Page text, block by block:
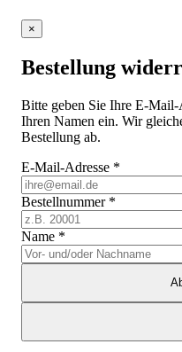
×
Bestellung
Bitte geben Sie Ihre E-Mail-
Ihren Namen ein. Wir
Bestellung ab.
E-Mail-Adresse *
Bestellnummer *
Name *